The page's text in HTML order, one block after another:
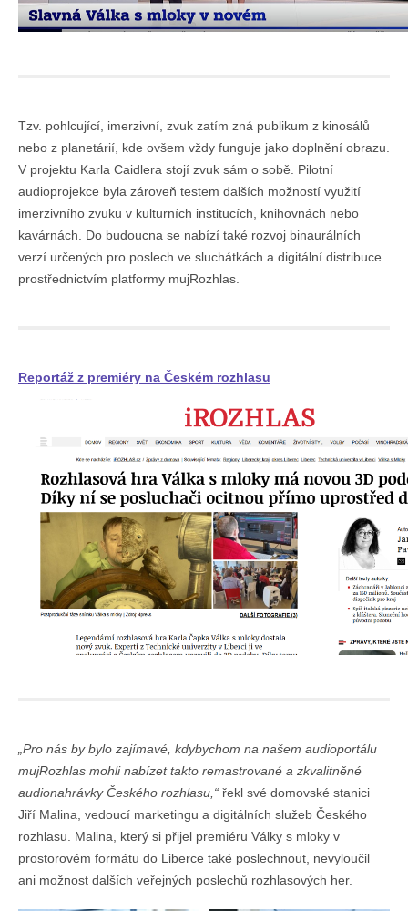
Tzv. pohlcující, imerzivní, zvuk zatím zná publikum z kinosálů
nebo z planetárií, kde ovšem vždy funguje jako doplnění obrazu.
V projektu Karla Caidlera stojí zvuk sám o sobě. Pilotní
audioprojekce byla zároveň testem dalších možností využití
imerzivního zvuku v kulturních institucích, knihovnách nebo
kavárnách. Do budoucna se nabízí také rozvoj binaurálních
verzí určených pro poslech ve sluchátkách a digitální distribuce
prostřednictvím platformy mujRozhlas.
Reportáž z premiéry na Českém rozhlasu
„Pro nás by bylo zajímavé, kdybychom na našem audioportálu
mujRozhlas mohli nabízet takto remastrované a zkvalitněné
audionahrávky Českého rozhlasu,“ řekl své domovské stanici
Jiří Malina, vedoucí marketingu a digitálních služeb Českého
rozhlasu. Malina, který si přijel premiéru Války s mloky v
prostorovém formátu do Liberce také poslechnout, nevyloučil
ani možnost dalších veřejných poslechů rozhlasových her.